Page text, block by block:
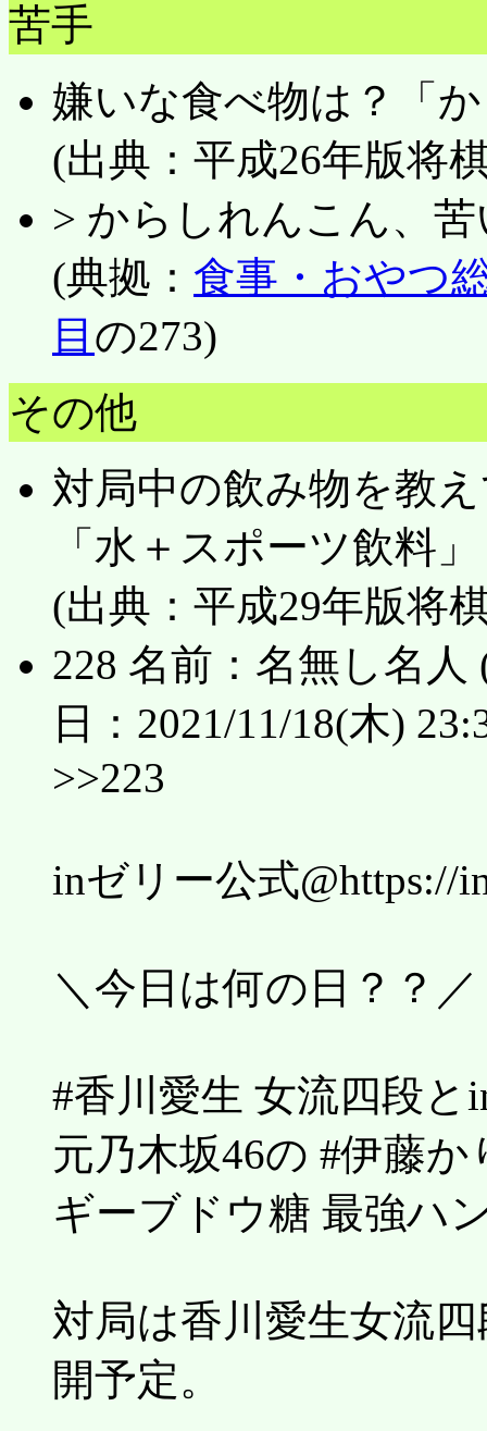
苦手
嫌いな食べ物は？「
(出典：平成26年版将
> からしれんこん、
(典拠： 食事・おやつ
目 の273)
その他
対局中の飲み物を教
「水＋スポーツ飲料」
(出典：平成29年版将
228 名前：名無し名人
日：2021/11/18(木)
>>223
inゼリー公式@https://
＼今日は何の日？？／
#香川愛生 女流四段
元乃木坂46の #伊藤
ギーブドウ糖 最強ハ
対局は香川愛生女流
開予定。